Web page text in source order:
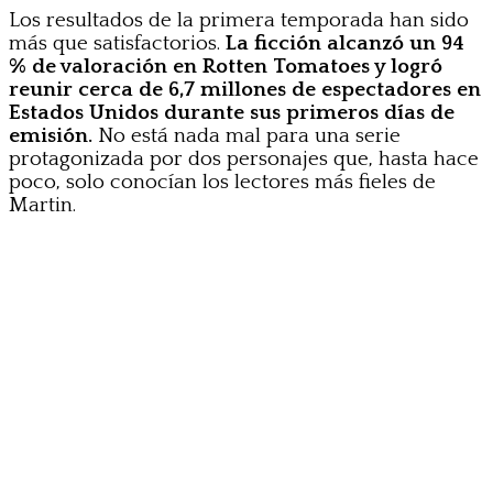
Los resultados de la primera temporada han sido
más que satisfactorios. La ficción alcanzó un 94
% de valoración en Rotten Tomatoes y logró
reunir cerca de 6,7 millones de espectadores en
Estados Unidos durante sus primeros días de
emisión. No está nada mal para una serie
protagonizada por dos personajes que, hasta hace
poco, solo conocían los lectores más fieles de
Martin.